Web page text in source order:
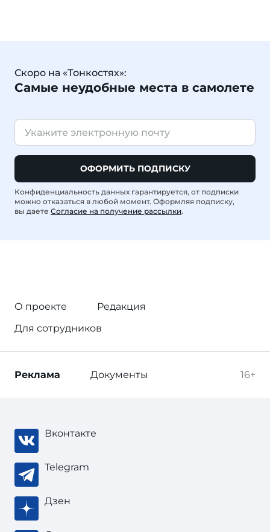
Скоро на «Тонкостях»:
Самые неудобные места в самолете
ОФОРМИТЬ ПОДПИСКУ
Конфиденциальность данных гарантируется, от подписки
можно отказаться в любой момент. Оформляя подписку,
вы даете Согласие на получение рассылки.
О проекте
Редакция
Для сотрудников
16+
Реклама Документы
Вконтакте
Telegram
Дзен